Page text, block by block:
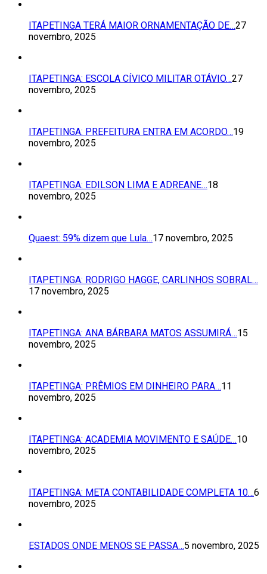
ITAPETINGA TERÁ MAIOR ORNAMENTAÇÃO DE…27
novembro, 2025
ITAPETINGA: ESCOLA CÍVICO MILITAR OTÁVIO…27
novembro, 2025
ITAPETINGA: PREFEITURA ENTRA EM ACORDO…19
novembro, 2025
ITAPETINGA: EDILSON LIMA E ADREANE…18
novembro, 2025
Quaest: 59% dizem que Lula…17 novembro, 2025
ITAPETINGA: RODRIGO HAGGE, CARLINHOS SOBRAL…
17 novembro, 2025
ITAPETINGA: ANA BÁRBARA MATOS ASSUMIRÁ…15
novembro, 2025
ITAPETINGA: PRÊMIOS EM DINHEIRO PARA…11
novembro, 2025
ITAPETINGA: ACADEMIA MOVIMENTO E SAÚDE…10
novembro, 2025
ITAPETINGA: META CONTABILIDADE COMPLETA 10…6
novembro, 2025
ESTADOS ONDE MENOS SE PASSA…5 novembro, 2025